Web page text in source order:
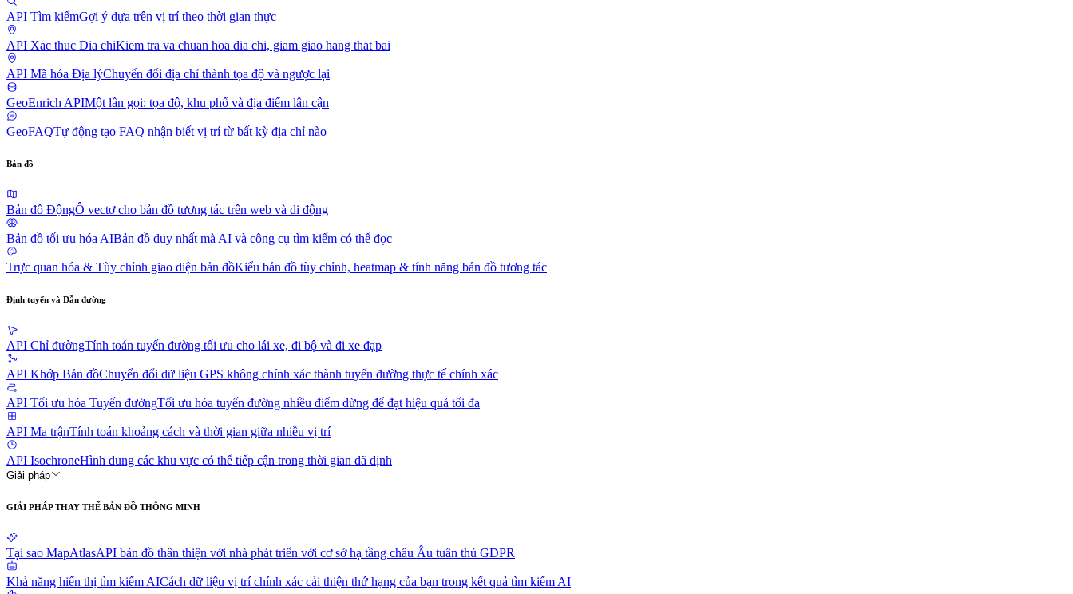
API Tìm kiếmGợi ý dựa trên vị trí theo thời gian thực
API Xac thuc Dia chiKiem tra va chuan hoa dia chi, giam giao hang that bai
API Mã hóa Địa lýChuyển đổi địa chỉ thành tọa độ và ngược lại
GeoEnrich APIMột lần gọi: tọa độ, khu phố và địa điểm lân cận
GeoFAQTự động tạo FAQ nhận biết vị trí từ bất kỳ địa chỉ nào
Bản đồ
Bản đồ ĐộngÔ vectơ cho bản đồ tương tác trên web và di động
Bản đồ tối ưu hóa AIBản đồ duy nhất mà AI và công cụ tìm kiếm có thể đọc
Trực quan hóa & Tùy chỉnh giao diện bản đồKiểu bản đồ tùy chỉnh, heatmap & tính năng bản đồ tương tác
Định tuyến và Dẫn đường
API Chỉ đườngTính toán tuyến đường tối ưu cho lái xe, đi bộ và đi xe đạp
API Khớp Bản đồChuyển đổi dữ liệu GPS không chính xác thành tuyến đường thực tế chính xác
API Tối ưu hóa Tuyến đườngTối ưu hóa tuyến đường nhiều điểm dừng để đạt hiệu quả tối đa
API Ma trậnTính toán khoảng cách và thời gian giữa nhiều vị trí
API IsochroneHình dung các khu vực có thể tiếp cận trong thời gian đã định
Giải pháp
GIẢI PHÁP THAY THẾ BẢN ĐỒ THÔNG MINH
Tại sao MapAtlasAPI bản đồ thân thiện với nhà phát triển với cơ sở hạ tầng châu Âu tuân thủ GDPR
Khả năng hiển thị tìm kiếm AICách dữ liệu vị trí chính xác cải thiện thứ hạng của bạn trong kết quả tìm kiếm AI